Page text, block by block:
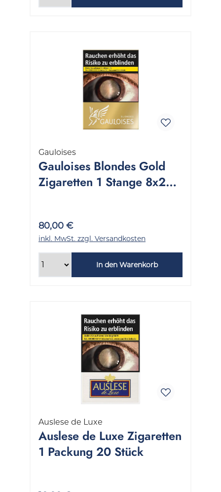
Gauloises
Gauloises Blondes Gold
Zigaretten 1 Stange 8x22
80,00 €
inkl. MwSt. zzgl. Versandkosten
In den Warenkorb
Auslese de Luxe
Auslese de Luxe Zigaretten
1 Packung 20 Stück